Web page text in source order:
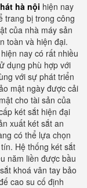
hà nội hiện nay
trang bị trong công
của nhà máy sản
toàn và hiện đại.
nay có rất nhiều
dụng phù hợp với
với sự phát triển
mật ngày được cải
cho tài sản của
két sắt hiện đại
xuất két sắt an
có thể lựa chọn
Hệ thống két sắt
năm liền được bầu
khoá vân tay bảo
cao su cố định